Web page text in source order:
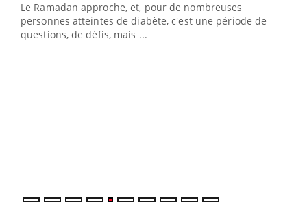
Le Ramadan approche, et, pour de nombreuses
personnes atteintes de diabète, c'est une période de
questions, de défis, mais ...